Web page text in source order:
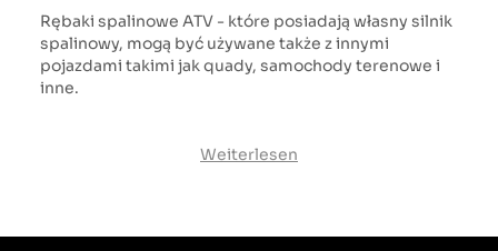
Rębaki spalinowe ATV - które posiadają własny silnik
spalinowy, mogą być używane także z innymi
pojazdami takimi jak quady, samochody terenowe i
inne.
Weiterlesen